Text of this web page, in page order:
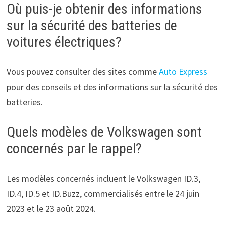
Où puis-je obtenir des informations
sur la sécurité des batteries de
voitures électriques?
Vous pouvez consulter des sites commeAuto Express
pour des conseils et des informations sur la sécurité des
batteries.
Quels modèles de Volkswagen sont
concernés par le rappel?
Les modèles concernés incluent le Volkswagen ID.3,
ID.4, ID.5 et ID.Buzz, commercialisés entre le 24 juin
2023 et le 23 août 2024.